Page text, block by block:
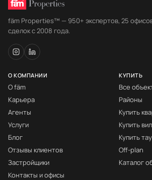
fäm Properties™ — 950+ экспертов, 25
сделок с 2008 года.
О КОМПАНИИ
О fäm
Карьера
Агенты
Услуги
Блог
Отзывы клиентов
Застройщики
Контакты и офисы
КУПИТЬ
Все
Районы
Купить
Купить
Купить
Off-plan
Каталог